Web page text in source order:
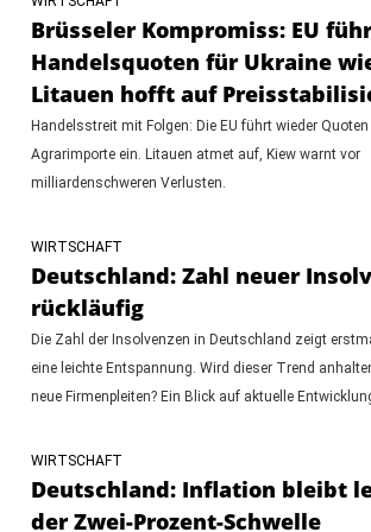
Brüsseler Kompromiss: EU
Handelsquoten für Ukraine
Litauen hofft auf
Handelsstreit mit Folgen: Die EU führt wieder
Agrarimporte ein. Litauen atmet auf, Kiew warnt vor
milliardenschweren Verlusten.
WIRTSCHAFT
Deutschland: Zahl neuer
rückläufig
Die Zahl der Insolvenzen in Deutschland zeigt
eine leichte Entspannung. Wird dieser Trend
neue Firmenpleiten? Ein Blick auf aktuelle
WIRTSCHAFT
Deutschland: Inflation bleibt
der Zwei-Prozent-Schwelle